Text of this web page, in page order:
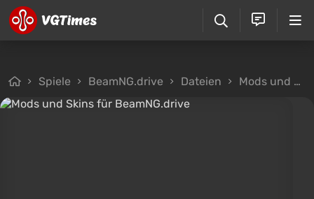
Spiele BeamNG.drive Dateien Mods und Skins